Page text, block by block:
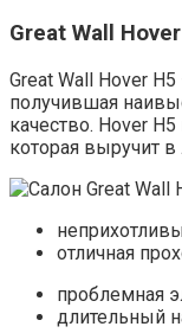
Great Wall
Great Wall Hover
получившая
качество. Hover
которая выручит
отличная
проблемная
длительный